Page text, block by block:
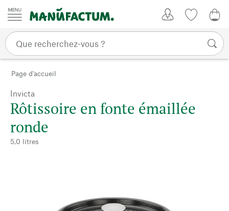
Passer au contenu
Page d'accueil
Invicta
Rôtissoire en fonte émaillée
ronde
5,0 litres